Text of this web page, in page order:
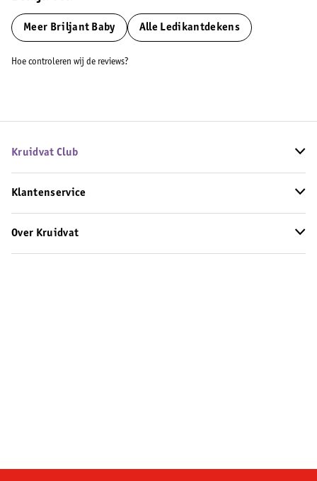
Meer Briljant Baby Alle Ledikantdekens
Hoe controleren wij de reviews?
Kruidvat Club
Klantenservice
Over Kruidvat